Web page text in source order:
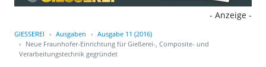
- Anzeige -
GIESSEREI Ausgaben
Ausgabe 11 (2016)
Neue Fraunhofer-Einrichtung für Gießerei-, Composite- und
Verarbeitungstechnik gegründet